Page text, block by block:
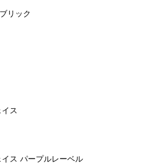
リック
ス
ス パープルレーベル